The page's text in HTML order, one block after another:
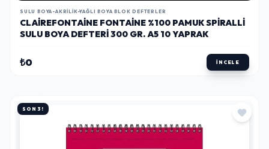
SULU BOYA-AKRILIK-YAĞLI BOYA BLOK DEFTERLER
CLAIREFONTAINE FONTAINE %100 PAMUK SPIRALLI
SULU BOYA DEFTERI 300 GR. A5 10 YAPRAK
₺0 İNCELE
SON 3!